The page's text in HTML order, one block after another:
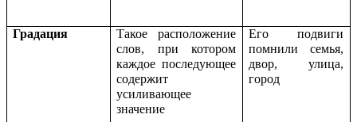
Градация
Такое расположение
слов, при котором
каждое последующее
содержит
усиливающее
значение
Его подвиги
помнили семья,
двор, улица,
город